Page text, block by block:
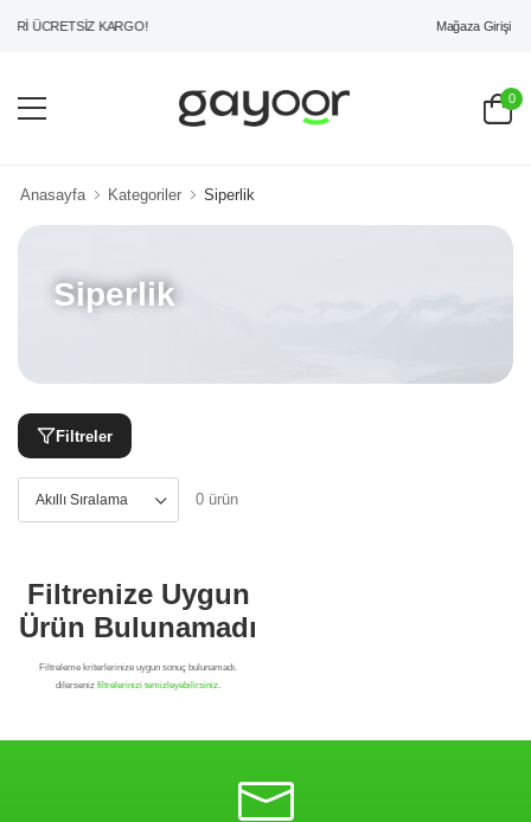
ÜCRETSİZ KARGO! Mağaza Girişi
0
Anasayfa Kategoriler Siperlik
Siperlik
Filtreler
0 ürün